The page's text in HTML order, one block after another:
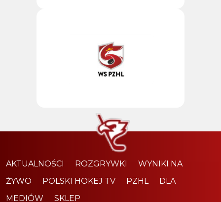
AKTUALNOŚCI ROZGRYWKI
WYNIKI NA
ŻYWO
POLSKI HOKEJ TV PZHL
DLA
MEDIÓW
SKLEP